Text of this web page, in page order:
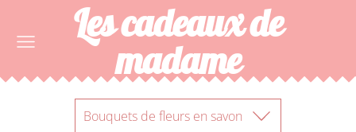
Les cadeaux de
madame
Bouquets de fleurs en savon